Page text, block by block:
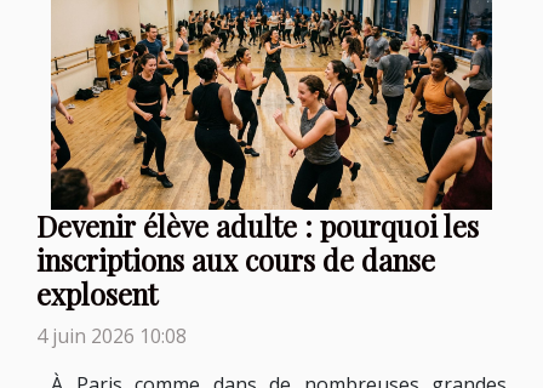
Devenir élève adulte : pourquoi les
inscriptions aux cours de danse
explosent
4 juin 2026 10:08